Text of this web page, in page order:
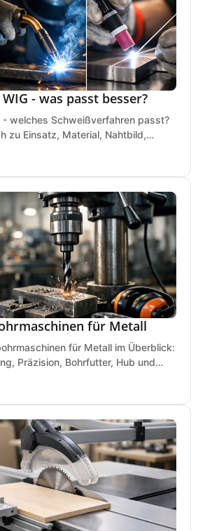
- was passt besser?
- welches Schweißverfahren passt?
zu Einsatz, Material, Nahtbild,
für Metall
für Metall im Überblick:
Präzision, Bohrfutter, Hub und